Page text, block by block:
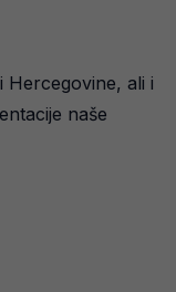
Hercegovine, ali i
naše